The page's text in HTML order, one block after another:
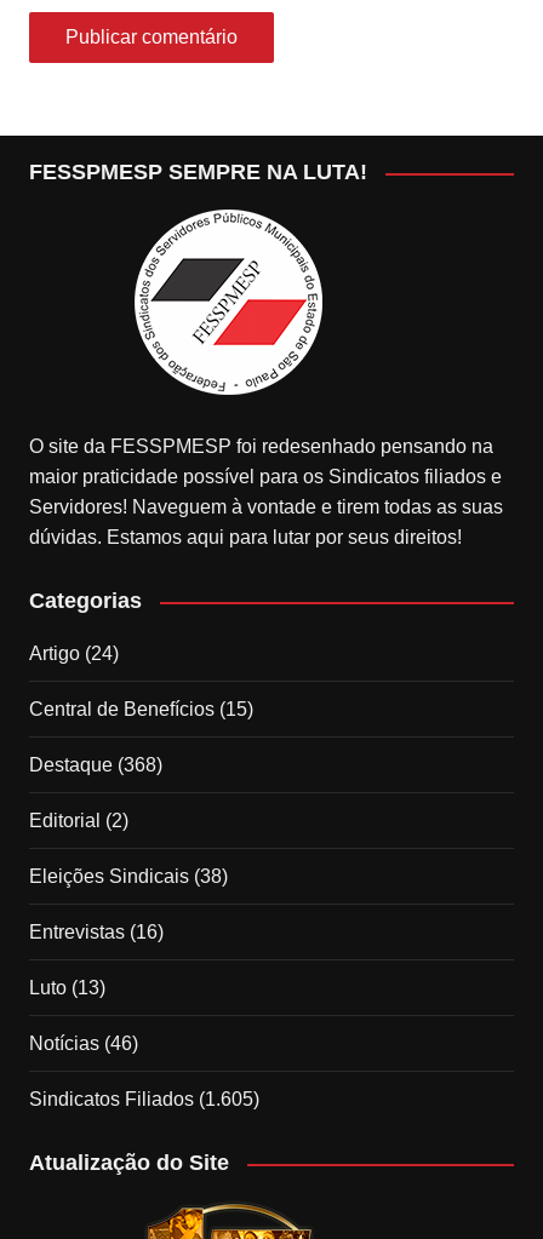
FESSPMESP SEMPRE NA LUTA!
O site da FESSPMESP foi redesenhado pensando na
maior praticidade possível para os Sindicatos filiados e
Servidores! Naveguem à vontade e tirem todas as suas
dúvidas. Estamos aqui para lutar por seus direitos!
Categorias
Artigo(24)
Central de Benefícios(15)
Destaque(368)
Editorial (2)
Eleições Sindicais(38)
Entrevistas(16)
Luto(13)
Notícias(46)
Sindicatos Filiados(1.605)
Atualização do Site